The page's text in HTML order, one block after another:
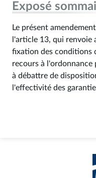
Exposé
Le présent
l'article 13, qui renvoie
fixation des conditions
recours à l'ordonnance
à débattre de
l'effectivité des